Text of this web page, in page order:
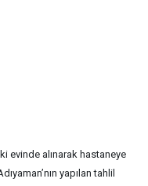
evinde alınarak hastaneye
yapılan tahlil